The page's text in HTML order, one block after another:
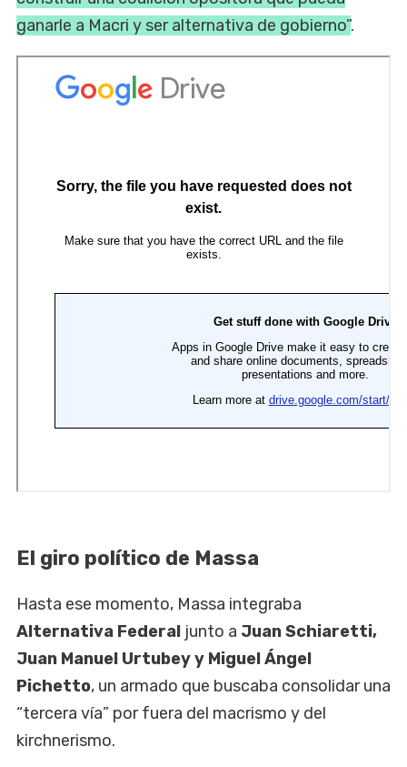
ganarle a Macri y ser alternativa de gobierno”.
El giro político de Massa
Hasta ese momento, Massa integraba
Alternativa Federal junto a Juan Schiaretti,
Juan Manuel Urtubey y Miguel Ángel
Pichetto, un armado que buscaba consolidar una
“tercera vía” por fuera del macrismo y del
kirchnerismo.